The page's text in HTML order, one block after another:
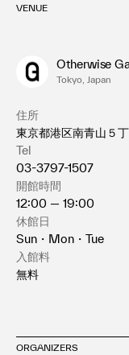
VENUE
Otherwise
Tokyo, Japan
住所
東京都港区南青山５
Tel
03-3797-1507
開館時間
12:00 — 19:00
休館日
Sun・Mon・Tue
入館料
無料
ORGANIZERS